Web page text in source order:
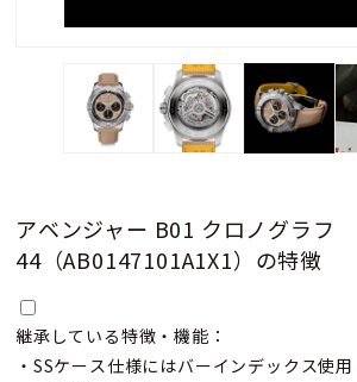
アベンジャー B01 クロノグラフ
44（AB0147101A1X1）の特徴
継承している特徴・機能：
・SSケース仕様にはバーインデックス使用